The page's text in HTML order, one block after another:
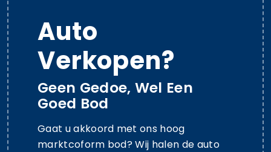
Auto
Verkopen?
Geen Gedoe, Wel Een
Goed Bod
Gaat u akkoord met ons hoog
marktcoform bod? Wij halen de auto